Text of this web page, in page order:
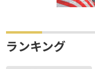
ランキング